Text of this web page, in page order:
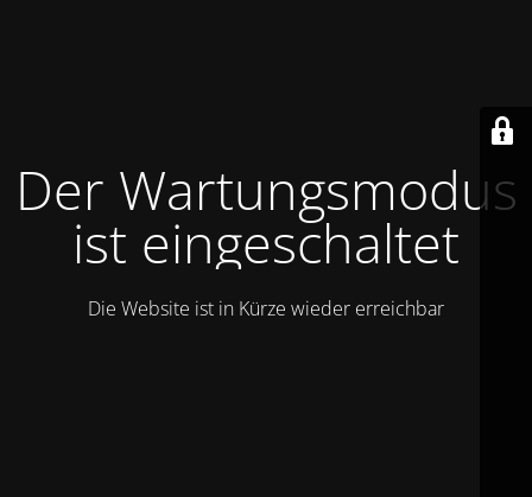
Der Wartungsmodus
ist eingeschaltet
Die Website ist in Kürze wieder erreichbar